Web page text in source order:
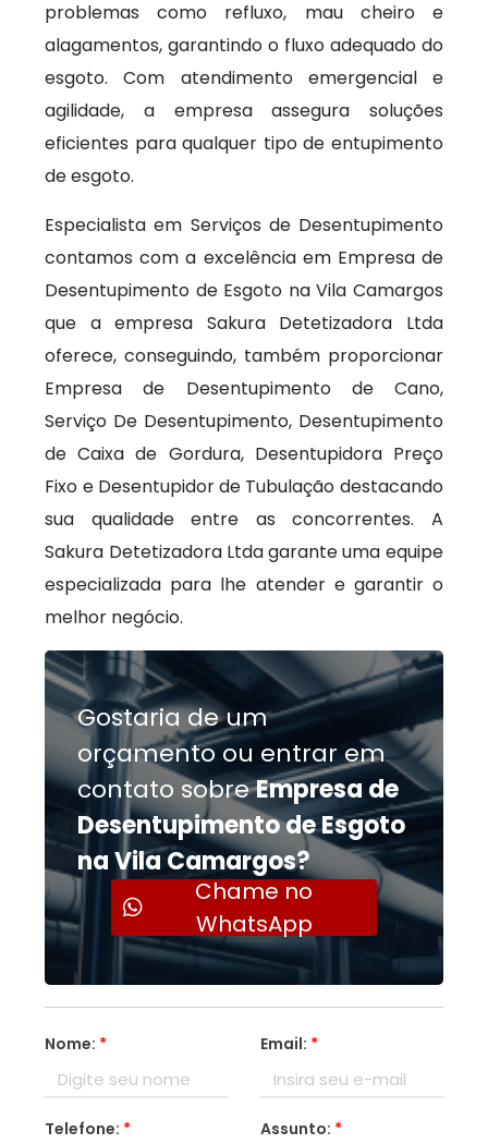
problemas como refluxo, mau cheiro e
alagamentos, garantindo o fluxo adequado do
esgoto. Com atendimento emergencial e
agilidade, a empresa assegura soluções
eficientes para qualquer tipo de entupimento
de esgoto.
Especialista em Serviços de Desentupimento
contamos com a excelência em Empresa de
Desentupimento de Esgoto na Vila Camargos
que a empresa Sakura Detetizadora Ltda
oferece, conseguindo, também proporcionar
Empresa de Desentupimento de Cano,
Serviço De Desentupimento, Desentupimento
de Caixa de Gordura, Desentupidora Preço
Fixo e Desentupidor de Tubulação destacando
sua qualidade entre as concorrentes. A
Sakura Detetizadora Ltda garante uma equipe
especializada para lhe atender e garantir o
melhor negócio.
Gostaria de um
orçamento ou entrar em
contato sobreEmpresa de
Desentupimento de Esgoto
na Vila Camargos?
Chame no
WhatsApp
Nome: * Email: *
Telefone: * Assunto: *